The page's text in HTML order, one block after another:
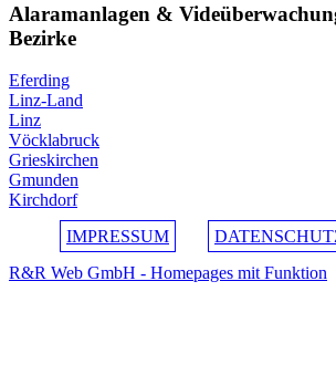
Alaramanlagen &
Bezirke
Eferding
Linz-Land
Linz
Vöcklabruck
Grieskirchen
Gmunden
Kirchdorf
IMPRESSUM
R&R Web GmbH - Homepages mit Funktion